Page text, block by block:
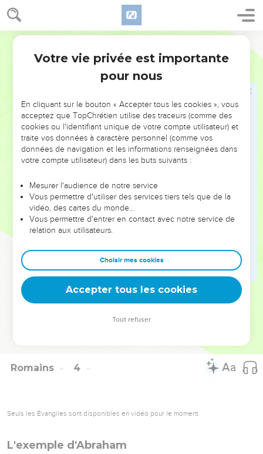
Romains 3
tous ont péché et sont privés de la gloire de Dieu,
24 et ils sont gratuitement déclarés justes par sa grâce, par le
moyen de la libération qui se trouve en Jésus-Christ.
C'est lui que Dieu a destiné à être par son sang une
victime expiatoire pour ceux qui croiraient. Il démontre ainsi
sa justice, puisqu'il avait laissé impunis les péchés commis
Il la démontre dans le temps présent de manière à être
juste tout en déclarant juste celui qui a la foi en Jésus.
Où est donc la raison de se montrer fier ? Elle a été exclue.
Par quelle loi ? Par celle des œuvres ? Non, par la loi de la
En effet, nous estimons que l'homme est déclaré juste par
la foi, indépendamment des œuvres de la loi.
Ou bien Dieu est-il seulement le Dieu des Juifs ? N'est-il
pas aussi celui des non-Juifs ? Oui, il est aussi le Dieu des
non-Juifs,
puisqu'il y a un seul Dieu, qui déclarera les circoncis justes
sur la base de la foi et qui déclarera aussi les incirconcis
justes au moyen de la foi.
Cela signifie-t-il donc que, par l’intermédiaire de la foi,
Romains 4
Seuls les Évangiles sont disponibles en vidéo pour le moment.
L'exemple d'Abraham
Votre vie privée est importante
pour nous
En cliquant sur le bouton « Accepter tous les cookies », vous
acceptez que TopChrétien utilise des traceurs (comme des
cookies ou l'identifiant unique de votre compte utilisateur) et
traite vos données à caractère personnel (comme vos
données de navigation et les informations renseignées dans
votre compte utilisateur) dans les buts suivants :
Mesurer l'audience de notre service
Vous permettre d'utiliser des services tiers tels que de la
vidéo, des cartes du monde…
Vous permettre d'entrer en contact avec notre service de
relation aux utilisateurs.
Choisir mes cookies
Accepter tous les cookies
Tout refuser